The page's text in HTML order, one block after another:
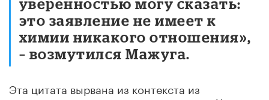
это заявление не имеет к
химии никакого отношения»,
– возмутился Мажуга.
Эта цитата вырвана из контекста из